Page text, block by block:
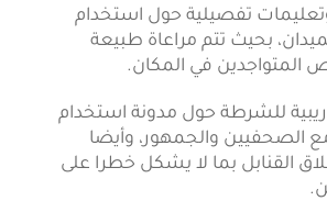
تفصيلية حول استخدام
بحيث تتم مراعاة طبيعة
المتواجدين في المكان.
للشرطة حول مدونة استخدام
الصحفيين والجمهور، وأيضا
القنابل بما لا يشكل خطرا على